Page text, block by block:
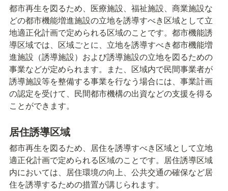
都市再生を図るため、医療施設、福祉施設、商業施設な
どの都市機能増進施設の立地を誘導すべき区域として立
地適正化計画で定められる区域のことです。都市機能誘
導区域では、区域ごとに、立地を誘導すべき都市機能増
進施設（誘導施設）および誘導施設の立地を図るための
事業などが定められます。また、区域内で民間事業者が
誘導施設等を整備する事業を行なう場合には、事業計画
の認定を受けて、民間都市機構の出資などの支援を得る
ことができます。
居住誘導区域
都市再生を図るため、居住を誘導すべき区域として立地
適正化計画で定められる区域のことです。居住誘導区域
内においては、居住環境の向上、公共交通の確保など居
住を誘導するための措置が講じられます。